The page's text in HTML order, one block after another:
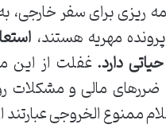
ریزی برای سفر خارجی،
مهریه هستند،
دارد.غفلت از این
ضررهای مالی و مشکلات
ممنوع الخروجی عبارتند